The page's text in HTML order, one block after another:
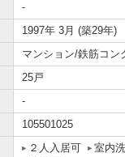
-
1997年 3月 (築29年)
マンション/鉄筋コン
25戸
-
105501025
２人入居可 室内